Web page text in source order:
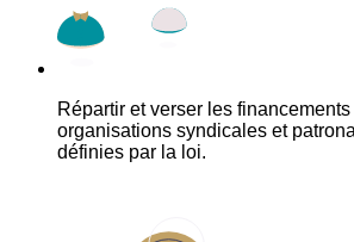
Répartir et verser les
organisations syndicales et
définies par la loi.